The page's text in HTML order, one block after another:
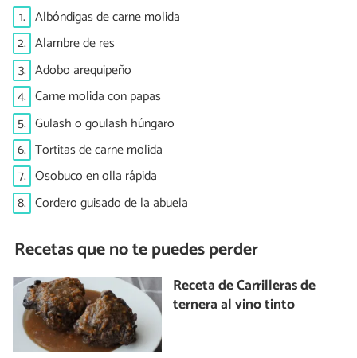
1. Albóndigas de carne molida
2. Alambre de res
3. Adobo arequipeño
4. Carne molida con papas
5. Gulash o goulash húngaro
6. Tortitas de carne molida
7. Osobuco en olla rápida
8. Cordero guisado de la abuela
Recetas que no te puedes perder
Receta de Carrilleras de
ternera al vino tinto